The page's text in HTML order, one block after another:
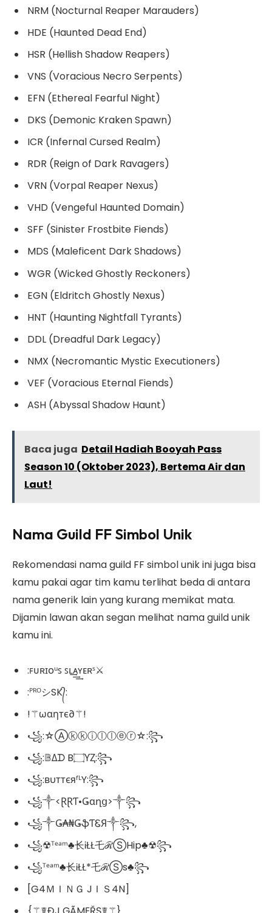
NRM (Nocturnal Reaper Marauders)
HDE (Haunted Dead End)
HSR (Hellish Shadow Reapers)
VNS (Voracious Necro Serpents)
EFN (Ethereal Fearful Night)
DKS (Demonic Kraken Spawn)
ICR (Infernal Cursed Realm)
RDR (Reign of Dark Ravagers)
VRN (Vorpal Reaper Nexus)
VHD (Vengeful Haunted Domain)
SFF (Sinister Frostbite Fiends)
MDS (Maleficent Dark Shadows)
WGR (Wicked Ghostly Reckoners)
EGN (Eldritch Ghostly Nexus)
HNT (Haunting Nightfall Tyrants)
DDL (Dreadful Dark Legacy)
NMX (Necromantic Mystic Executioners)
VEF (Voracious Eternal Fiends)
ASH (Abyssal Shadow Haunt)
Baca juga Detail Hadiah Booyah Pass
Season 10 (Oktober 2023), Bertema Air dan
Laut!
Nama Guild FF Simbol Unik
Rekomendasi nama guild FF simbol unik ini juga bisa
kamu pakai agar tim kamu terlihat beda di antara
nama generik lain yang kurang memikat mata.
Dijamin lawan akan segan melihat nama guild unik
kamu ini.
:ꜰᴜʀɪᴏᵘꜱ ꜱʟ͢͢͢ᴀʏᴇʀˢ⚔
:ᴾᴿᴼシSK᭄:
!⚚ωαηтє∂⚚!
꧁:☆Ⓐⓚⓚⓘⓛⓛⓔⓡ☆:꧂
꧁:𝔹Δᗪ B۝ƳⱫ:꧂
꧁:вυттєяᶠᴸY:꧂
꧁༒<ⱤⱤƬ•Ǥɑղց>༒꧂
꧁༒Ǥ₳₦ǤֆƬᏋЯ༒꧂,
꧁☢ᵀᵉᵃᵐ♣⻓ᎥŁŁ乇ℛⓈHip♣☢꧂
꧁ᵀᵉᵃᵐ♣⻓ᎥŁŁ*乇ℛⓈs♣꧂
[G4ＭＩＮＧ JＩＳ4N]